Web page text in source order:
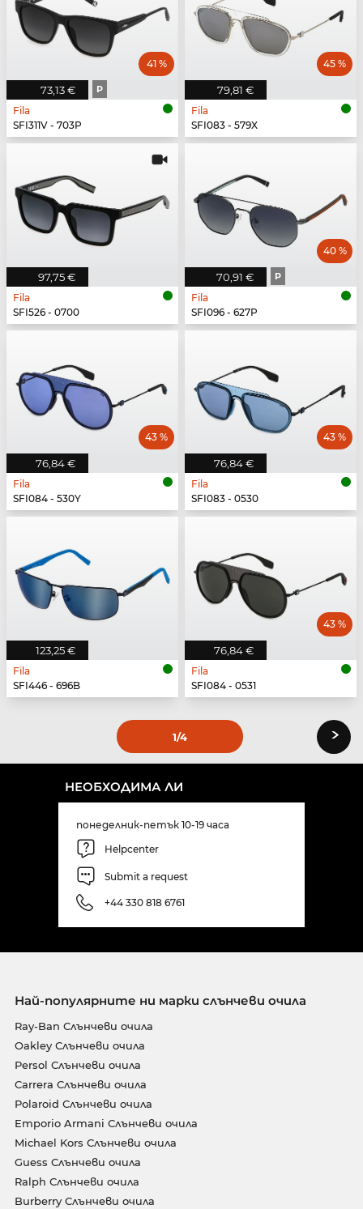
73,13 € P
41 %
Fila
SFI311V - 703P
79,81 €
45 %
Fila
SFI083 - 579X
97,75 €
Fila
SFI526 - 0700
70,91 € P
40 %
Fila
SFI096 - 627P
76,84 €
43 %
Fila
SFI084 - 530Y
76,84 €
43 %
Fila
SFI083 - 0530
123,25 €
Fila
SFI446 - 696B
76,84 €
43 %
Fila
SFI084 - 0531
1/4 ›
НЕОБХОДИМА ЛИ
понеделник-петък 10-19 часа
Helpcenter
Submit a request
+44 330 818 6761
Най-популярните ни марки слънчеви очила
Ray-Ban Слънчеви очила
Oakley Слънчеви очила
Persol Слънчеви очила
Carrera Слънчеви очила
Polaroid Слънчеви очила
Emporio Armani Слънчеви очила
Michael Kors Слънчеви очила
Guess Слънчеви очила
Ralph Слънчеви очила
Burberry Слънчеви очила